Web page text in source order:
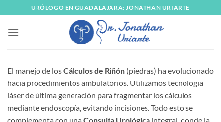
to
content
URÓLOGO EN GUADALAJARA: JONATHAN URIARTE
El manejo de losCálculos de Riñón (piedras) ha evolucionado
hacia procedimientos ambulatorios. Utilizamos tecnología
láser de última generación para fragmentar los cálculos
mediante endoscopía, evitando incisiones. Todo esto se
complementa con una Consulta Urológica integral, donde la